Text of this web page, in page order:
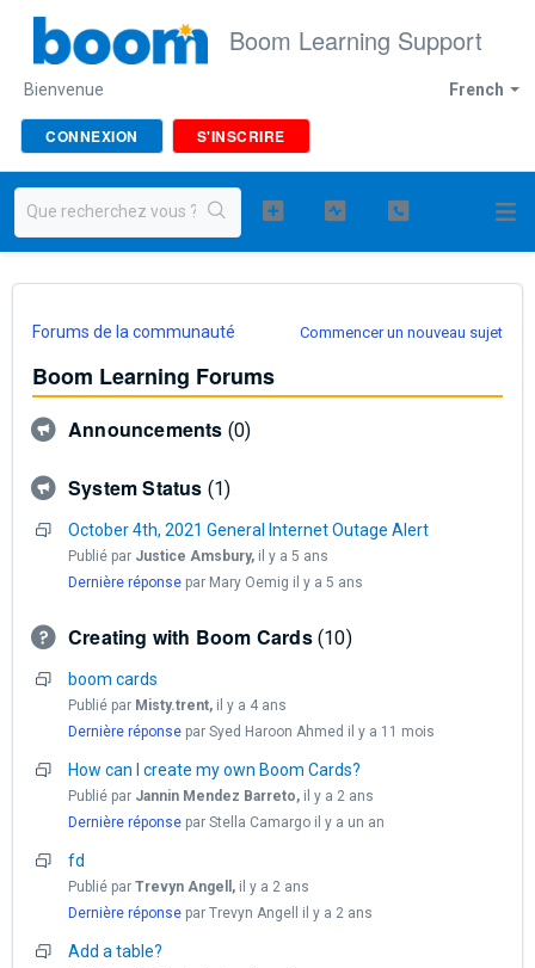
Boom Learning Support
French
Bienvenue
CONNEXION S'INSCRIRE
Forums de la communauté Commencer un nouveau sujet
Boom Learning Forums
Announcements 0
System Status 1
October 4th, 2021 General Internet Outage Alert
Publié par Justice Amsbury, il y a 5 ans
Dernière réponse par Mary Oemig il y a 5 ans
Creating with Boom Cards 10
boom cards
Publié par Misty.trent, il y a 4 ans
Dernière réponse par Syed Haroon Ahmed il y a 11 mois
How can I create my own Boom Cards?
Publié par Jannin Mendez Barreto, il y a 2 ans
Dernière réponse par Stella Camargo il y a un an
fd
Publié par Trevyn Angell, il y a 2 ans
Dernière réponse par Trevyn Angell il y a 2 ans
Add a table?